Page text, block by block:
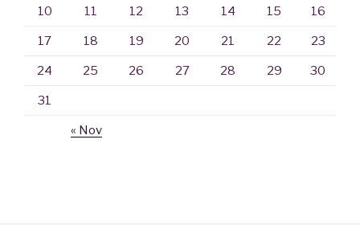
10 11 12 13 14 15 16
17 18 19 20 21 22 23
24 25 26 27 28 29 30
31
« Nov